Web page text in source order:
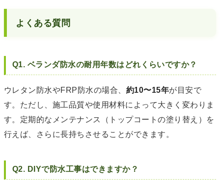
よくある質問
Q1. ベランダ防水の耐用年数はどれくらいですか？
ウレタン防水やFRP防水の場合、 約10〜15年が目安で
す。ただし、施工品質や使用材料によって大きく変わりま
す。定期的なメンテナンス（トップコートの塗り替え）を
行えば、さらに長持ちさせることができます。
Q2. DIYで防水工事はできますか？